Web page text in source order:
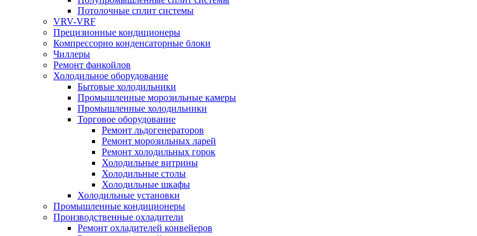
Потолочные сплит системы
VRV-VRF
Прецизионные кондиционеры
Компрессорно конденсаторные блоки
Чиллеры
Ремонт фанкойлов
Холодильное оборудование
Бытовые холодильники
Промышленные морозильные камеры
Промышленные холодильники
Торговое оборудование
Ремонт льдогенераторов
Ремонт морозильных ларей
Ремонт холодильных горок
Холодильные витрины
Холодильные столы
Холодильные шкафы
Холодильные установки
Промышленные кондиционеры
Производственные охладители
Ремонт охладителей конвейеров